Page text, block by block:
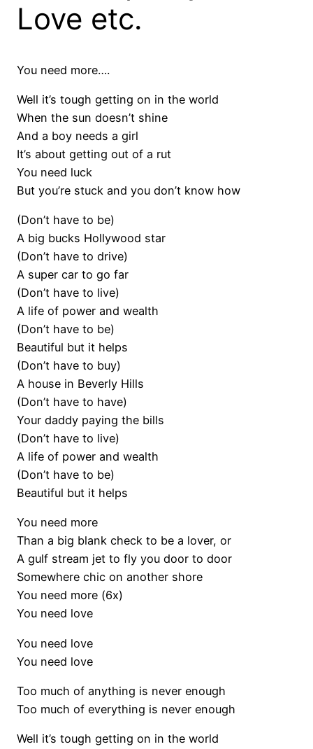
Love etc.
You need more….
Well it’s tough getting on in the world
When the sun doesn’t shine
And a boy needs a girl
It’s about getting out of a rut
You need luck
But you’re stuck and you don’t know how
(Don’t have to be)
A big bucks Hollywood star
(Don’t have to drive)
A super car to go far
(Don’t have to live)
A life of power and wealth
(Don’t have to be)
Beautiful but it helps
(Don’t have to buy)
A house in Beverly Hills
(Don’t have to have)
Your daddy paying the bills
(Don’t have to live)
A life of power and wealth
(Don’t have to be)
Beautiful but it helps
You need more
Than a big blank check to be a lover, or
A gulf stream jet to fly you door to door
Somewhere chic on another shore
You need more (6x)
You need love
You need love
You need love
Too much of anything is never enough
Too much of everything is never enough
Well it’s tough getting on in the world